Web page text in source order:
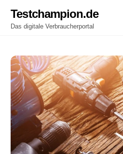
content
Testchampion.de
Das digitale Verbraucherportal